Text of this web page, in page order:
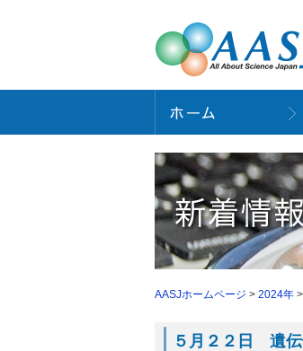
AASJホームページ > 2024年 >
５月２２日 遺伝